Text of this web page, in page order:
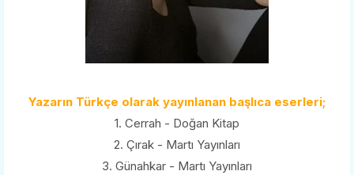
Yazarın Türkçe olarak yayınlanan başlıca eserleri;
1. Cerrah - Doğan Kitap
2. Çırak - Martı Yayınları
3. Günahkar - Martı Yayınları